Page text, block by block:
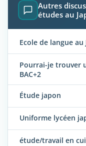
Autres
études au
Ecole de langue au
Pourrai-je trouver
BAC+2
Étude japon
Uniforme lycéen
étude/travail en